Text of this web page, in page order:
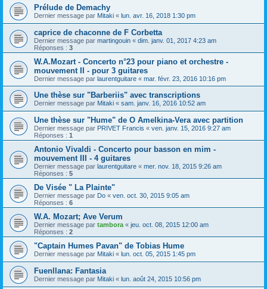
Prélude de Demachy
Dernier message par Mitaki « lun. avr. 16, 2018 1:30 pm
caprice de chaconne de F Corbetta
Dernier message par martingouin « dim. janv. 01, 2017 4:23 am
Réponses : 3
W.A.Mozart - Concerto n°23 pour piano et orchestre -
mouvement II - pour 3 guitares
Dernier message par laurentguitare « mar. févr. 23, 2016 10:16 pm
Une thèse sur "Barberiis" avec transcriptions
Dernier message par Mitaki « sam. janv. 16, 2016 10:52 am
Une thèse sur "Hume" de O Amelkina-Vera avec partition
Dernier message par PRIVET Francis « ven. janv. 15, 2016 9:27 am
Réponses : 1
Antonio Vivaldi - Concerto pour basson en mim -
mouvement III - 4 guitares
Dernier message par laurentguitare « mer. nov. 18, 2015 9:26 am
Réponses : 5
De Visée " La Plainte"
Dernier message par Do « ven. oct. 30, 2015 9:05 am
Réponses : 6
W.A. Mozart; Ave Verum
Dernier message par tambora « jeu. oct. 08, 2015 12:00 am
Réponses : 2
"Captain Humes Pavan" de Tobias Hume
Dernier message par Mitaki « lun. oct. 05, 2015 1:45 pm
Fuenllana: Fantasia
Dernier message par Mitaki « lun. août 24, 2015 10:56 pm